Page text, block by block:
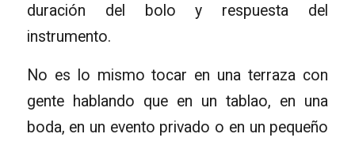
duración del bolo y respuesta del
instrumento.
No es lo mismo tocar en una terraza con
gente hablando que en un tablao, en una
boda, en un evento privado o en un pequeño